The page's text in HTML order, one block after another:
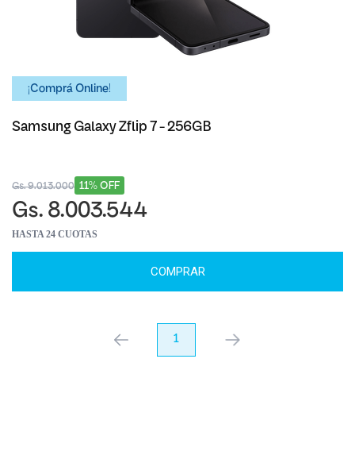
¡Comprá Online!
Samsung Galaxy Zflip 7 - 256GB
11% OFF
Gs. 9.013.000
Gs. 8.003.544
HASTA 24 CUOTAS
COMPRAR
anterior 1 próximo